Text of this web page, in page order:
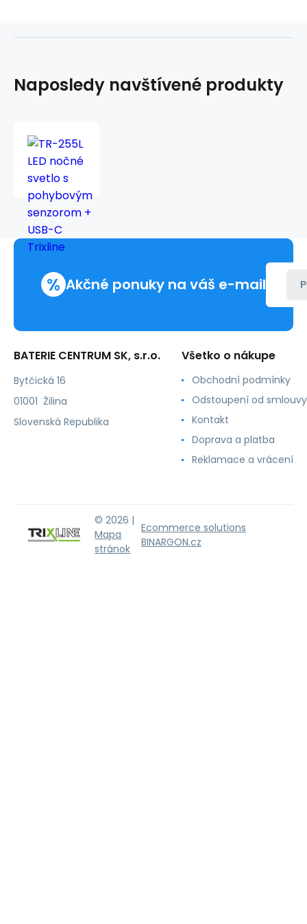
Naposledy navštívené produkty
svetlo
s
senzorom
C
Trixline
% Akčné ponuky na váš e-mail
BATERIE CENTRUM SK, s.r.o.
Bytčická 16
01001 Žilina
Slovenská Republika
Všetko o nákupe
Obchodní podmínky
Odstoupení od smlouvy
Kontakt
Doprava a platba
Reklamace a vrácení
© 2026 |
Mapa
stránok
Ecommerce solutions
BINARGON.cz